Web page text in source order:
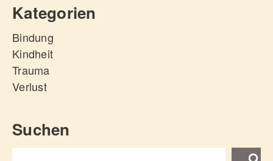
Kategorien
Bindung
Kindheit
Trauma
Verlust
Suchen